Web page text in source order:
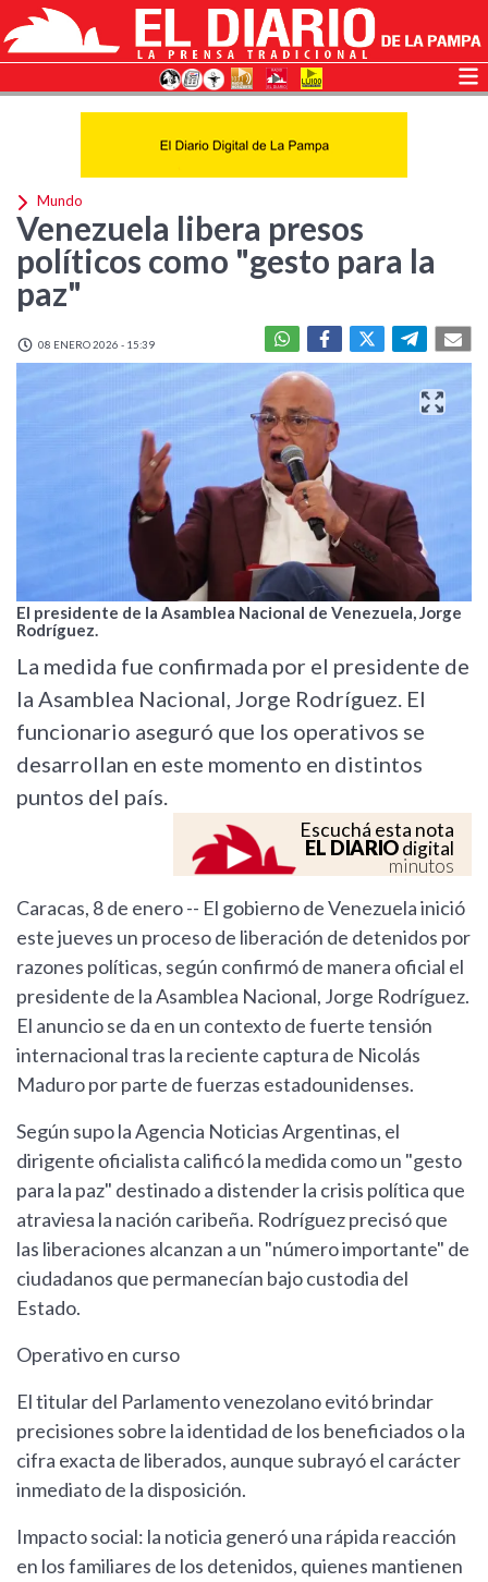
Mundo
Venezuela libera presos
políticos como "gesto para la
paz"
08 ENERO 2026 - 15:39
El presidente de la Asamblea Nacional de Venezuela, Jorge
Rodríguez.
La medida fue confirmada por el presidente de
la Asamblea Nacional, Jorge Rodríguez. El
funcionario aseguró que los operativos se
desarrollan en este momento en distintos
puntos del país.
Escuchá esta nota
EL DIARIOdigital
minutos
Caracas, 8 de enero -- El gobierno de Venezuela inició
este jueves un proceso de liberación de detenidos por
razones políticas, según confirmó de manera oficial el
presidente de la Asamblea Nacional, Jorge Rodríguez.
El anuncio se da en un contexto de fuerte tensión
internacional tras la reciente captura de Nicolás
Maduro por parte de fuerzas estadounidenses.
Según supo la Agencia Noticias Argentinas, el
dirigente oficialista calificó la medida como un "gesto
para la paz" destinado a distender la crisis política que
atraviesa la nación caribeña. Rodríguez precisó que
las liberaciones alcanzan a un "número importante" de
ciudadanos que permanecían bajo custodia del
Estado.
Operativo en curso
El titular del Parlamento venezolano evitó brindar
precisiones sobre la identidad de los beneficiados o la
cifra exacta de liberados, aunque subrayó el carácter
inmediato de la disposición.
Impacto social: la noticia generó una rápida reacción
en los familiares de los detenidos, quienes mantienen